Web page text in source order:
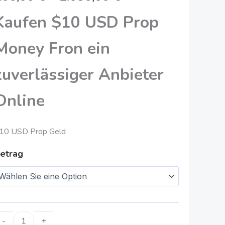
2.050,00
$10 USD Prop
Fron ein
Anbieter
USD Prop Geld
- +